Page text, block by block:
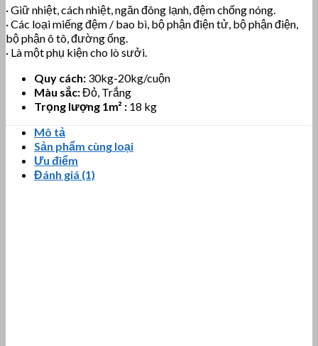
· Giữ nhiệt, cách nhiệt, ngăn đông lạnh, đệm chống nóng.
· Các loại miếng đệm / bao bì, bộ phận điện tử, bộ phận điện,
bộ phận ô tô, đường ống.
· Là một phụ kiện cho lò sưởi.
Quy cách: 30kg-20kg/cuộn
Màu sắc:Đỏ, Trắng
Trọng lượng 1m² : 18 kg
Mô tả
Sản phẩm cùng loại
Ưu điểm
Đánh giá (1)